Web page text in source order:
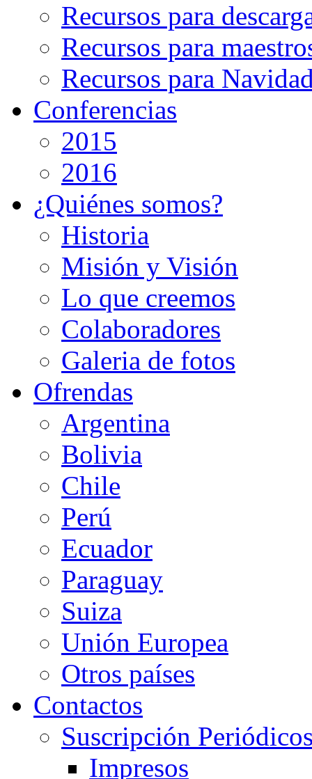
Recursos para
Recursos para
Recursos para
Conferencias
2015
2016
¿Quiénes somos?
Historia
Misión y Visión
Lo que creemos
Colaboradores
Galeria de fotos
Ofrendas
Argentina
Bolivia
Chile
Perú
Ecuador
Paraguay
Suiza
Unión Europea
Otros países
Contactos
Suscripción
Impresos